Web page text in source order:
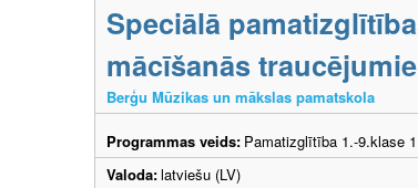
Speciālā
mācīšanās
Berģu Mūzikas un mākslas pamatskola
Programmas veids: Pamatizglītība 1.-9.klase
Valoda:latviešu (LV)